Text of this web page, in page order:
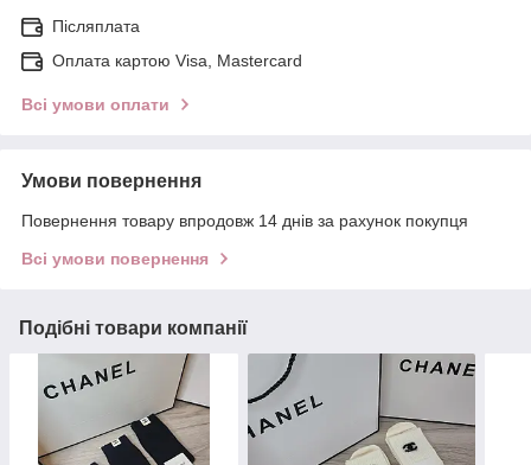
Післяплата
Оплата картою Visa, Mastercard
Всі умови оплати
Умови повернення
Повернення товару впродовж 14 днів за рахунок покупця
Всі умови повернення
Подібні товари компанії